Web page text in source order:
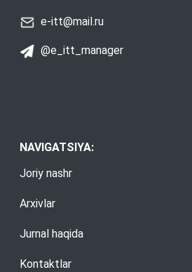
e-itt@mail.ru
@e_itt_manager
NAVIGATSIYA:
Joriy nashr
Arxivlar
Jurnal haqida
Kontaktlar